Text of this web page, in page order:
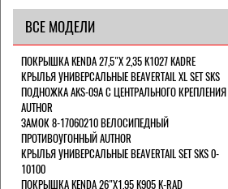
ВСЕ МОДЕЛИ
ПОКРЫШКА KENDA 27,5"Х 2,35 K1027 KADRE
КРЫЛЬЯ УНИВЕРСАЛЬНЫЕ BEAVERTAIL XL SET SKS
ПОДНОЖКА AKS-09A C ЦЕНТРАЛЬНОГО КРЕПЛЕНИЯ
AUTHOR
ЗАМОК 8-17060210 ВЕЛОСИПЕДНЫЙ
ПРОТИВОУГОННЫЙ AUTHOR
КРЫЛЬЯ УНИВЕРСАЛЬНЫЕ BEAVERTAIL SET SKS 0-
10100
ПОКРЫШКА KENDA 26"Х1,95 K905 K-RAD